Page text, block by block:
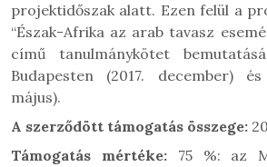
projektidőszak alatt. Ezen felül a
“Észak-Afrika az arab tavasz
című tanulmánykötet
Budapesten (2017. december)
május).
A szerződött támogatás összege:
Támogatás mértéke:
75 %: az